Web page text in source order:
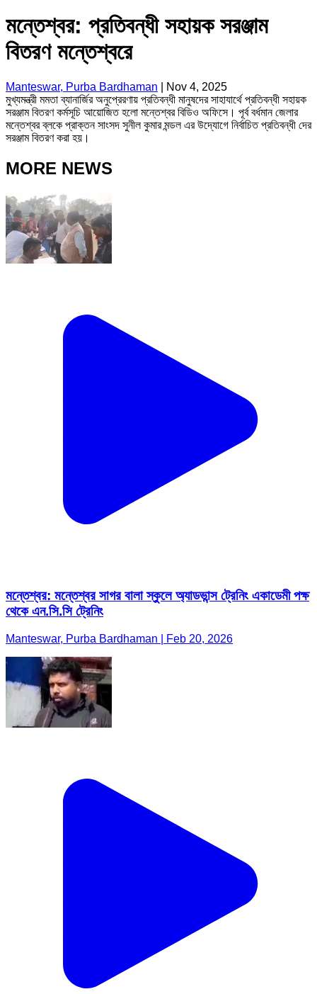
মন্তেশ্বর: প্রতিবন্ধী সহায়ক সরঞ্জাম
বিতরণ মন্তেশ্বরে
Manteswar, Purba Bardhaman
Nov 4, 2025
মুখ্যমন্ত্রী মমতা ব্যানার্জির অনুপ্রেরণায় প্রতিবন্ধী মানুষদের সাহাযার্থে প্রতিবন্ধী সহায়ক
সরঞ্জাম বিতরণ কর্মসূচি আয়োজিত হলো মন্তেশ্বর বিডিও অফিসে। পূর্ব বর্ধমান জেলার
মন্তেশ্বর ব্লকে প্রাক্তন সাংসদ সুনীল কুমার মন্ডল এর উদ্যোগে নির্বাচিত প্রতিবন্ধী দের
সরঞ্জাম বিতরণ করা হয়।
MORE NEWS
মন্তেশ্বর: মন্তেশ্বর সাগর বালা স্কুলে অ্যাডভান্স ট্রেনিং একাডেমী পক্ষ
থেকে এন.সি.সি ট্রেনিং
Manteswar, Purba Bardhaman | Feb 20, 2026